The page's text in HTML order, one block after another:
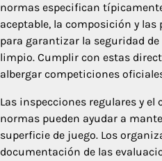
normas especifican
aceptable, la composición y
para garantizar la seguridad
limpio. Cumplir con estas
albergar competiciones
Las inspecciones regulares y
normas pueden ayudar a
superficie de juego. Los
documentación de las